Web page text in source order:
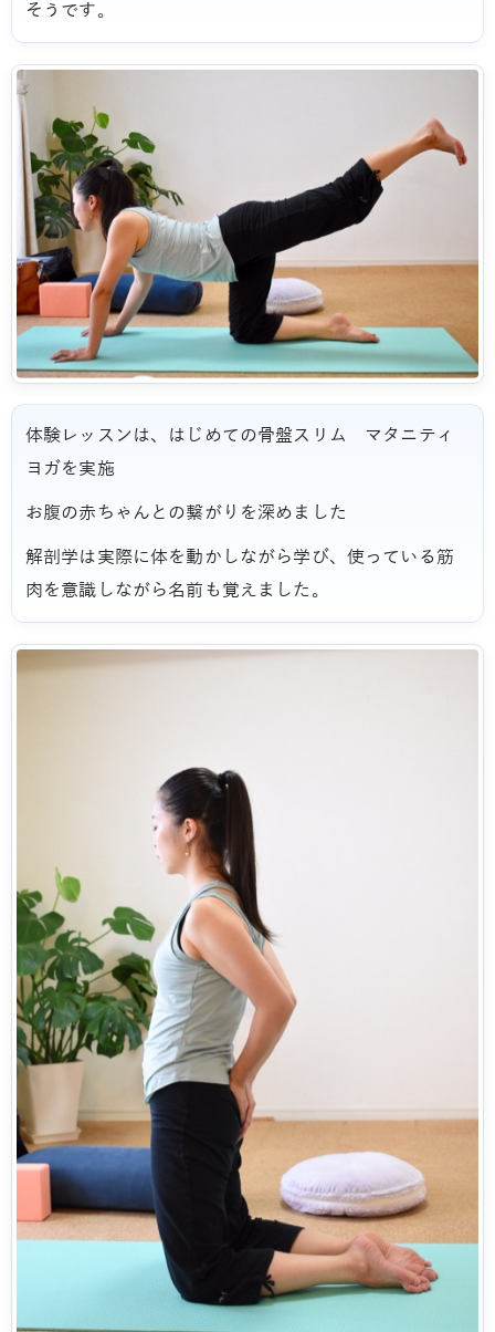
そうです。
体験レッスンは、はじめての骨盤スリム マタニティ
ヨガを実施
お腹の赤ちゃんとの繋がりを深めました
解剖学は実際に体を動かしながら学び、使っている筋
肉を意識しながら名前も覚えました。